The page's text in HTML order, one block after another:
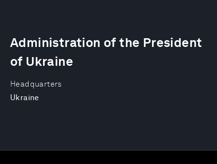
Headquarters
Ukraine
Administration of the President
of Ukraine